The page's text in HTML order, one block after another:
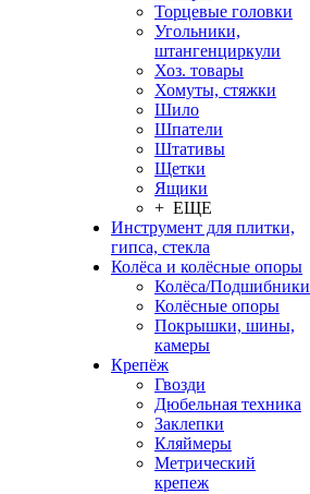
Торцевые головки
Угольники,
штангенциркули
Хоз. товары
Хомуты, стяжки
Шило
Шпатели
Штативы
Щетки
Ящики
+ ЕЩЕ
Инструмент для плитки,
гипса, стекла
Колёса и колёсные опоры
Колёса/Подшибники
Колёсные опоры
Покрышки, шины,
камеры
Крепёж
Гвозди
Дюбельная техника
Заклепки
Кляймеры
Метрический
крепеж